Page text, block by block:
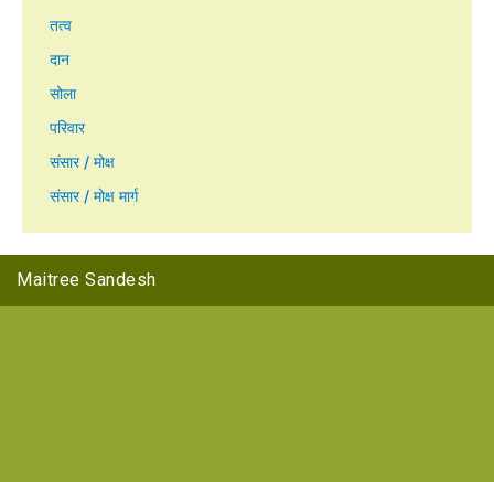
तत्व
दान
सोला
परिवार
संसार / मोक्ष
संसार / मोक्ष मार्ग
Maitree Sandesh